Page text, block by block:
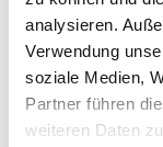
analysieren.
Verwendung
soziale Medien,
Partner führen
weiteren Daten